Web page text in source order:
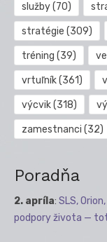
služby(70)
stratégie (309)
tréning (39)
vrtuľník(361)
výcvik(318)
zamestnanci (32)
Poradňa
2. apríla: SLS,
podpory života —